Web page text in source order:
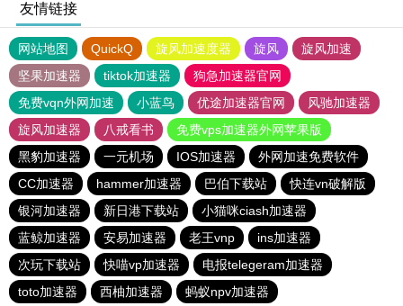
友情链接
网站地图 QuickQ 旋风加速度器 旋风
旋风加速
坚果加速器
tiktok加速器
狗急加速器官网
免费vqn外网加速
小蓝鸟 优途加速器官网
风驰加速器
旋风加速器
八戒看书
免费vps加速器外网苹果版
黑豹加速器
一元机场 IOS加速器
外网加速免费软件
CC加速器
hammer加速器 巴伯下载站
快连vn破解版
银河加速器
新日港下载站
小猫咪ciash加速器
蓝鲸加速器
安易加速器 老王vnp
ins加速器
次玩下载站
快喵vp加速器
电报telegeram加速器
toto加速器
西柚加速器 蚂蚁npv加速器